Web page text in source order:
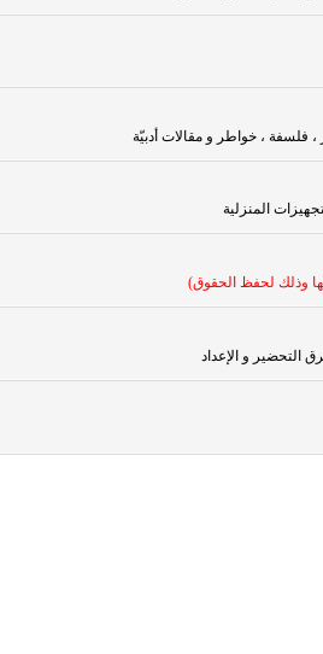
فلسفة ، خواطر و مقالات أدبيّة
المنزلية
وذلك لحفظ الحقوق)
التحضير و الإعداد